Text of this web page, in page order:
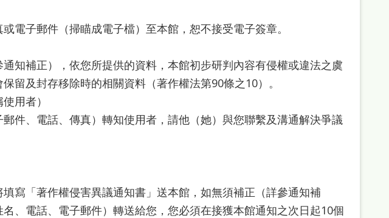
電子郵件（掃瞄成電子檔）至本館，恕不接受電子簽章。
知補正），依您所提供的資料，本館初步研判內容有侵權或違法之虞
留及封存移除時的相關資料（著作權法第90條之10）。
用者）
件、電話、傳真）轉知使用者，請他（她）與您聯繫及溝通解決爭議
寫「著作權侵害異議通知書」送本館，如無須補正（詳參通知補
、電話、電子郵件）轉送給您，您必須在接獲本館通知之次日起10個